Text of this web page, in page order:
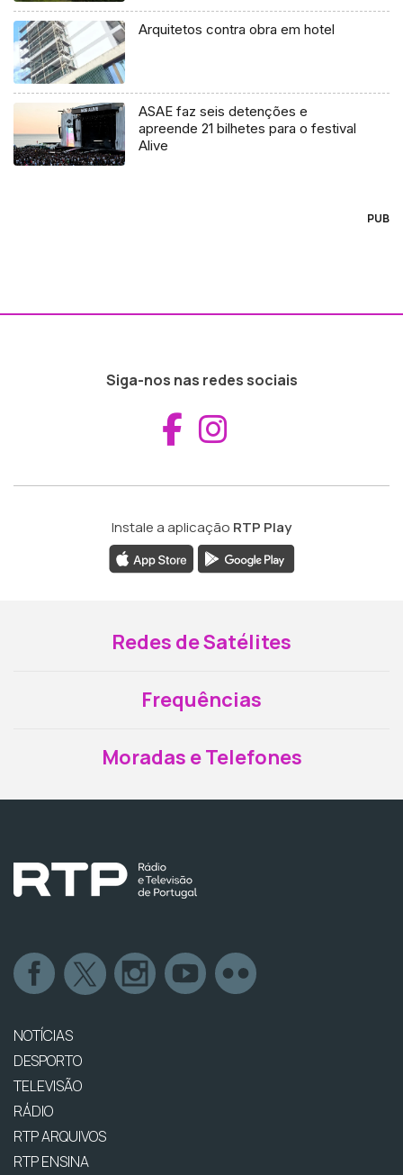
Arquitetos contra obra em hotel
ASAE faz seis detenções e
apreende 21 bilhetes para o festival
Alive
PUB
Siga-nos nas redes sociais
Aceder ao
Instale a aplicação RTP Play
Redes de Satélites
Frequências
Moradas e Telefones
NOTÍCIAS
DESPORTO
TELEVISÃO
RÁDIO
RTP ARQUIVOS
RTP ENSINA